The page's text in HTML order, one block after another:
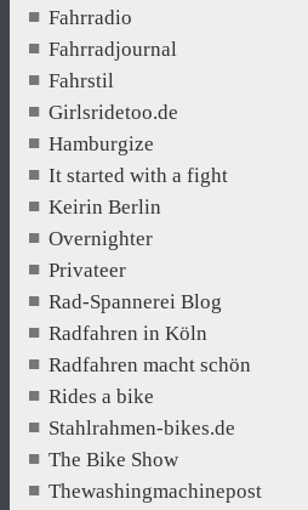
Fahrradio
Fahrradjournal
Fahrstil
Girlsridetoo.de
Hamburgize
It started with a fight
Keirin Berlin
Overnighter
Privateer
Rad-Spannerei Blog
Radfahren in Köln
Radfahren macht schön
Rides a bike
Stahlrahmen-bikes.de
The Bike Show
Thewashingmachinepost